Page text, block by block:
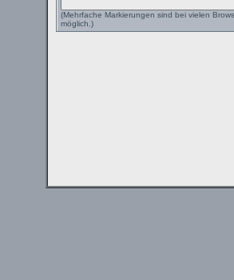
(Mehrfache Markierungen sind bei vielen
möglich.)